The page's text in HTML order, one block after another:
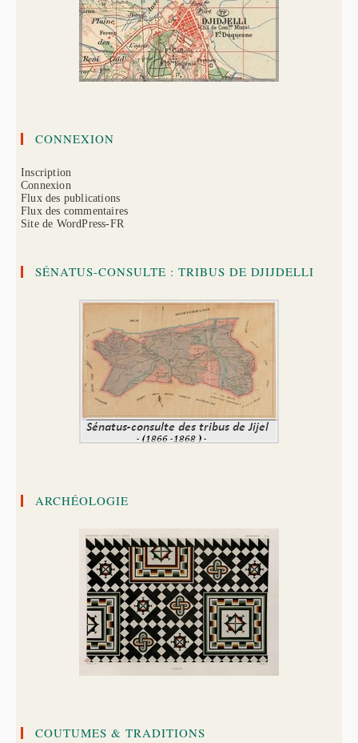
CONNEXION
Inscription
Connexion
Flux des publications
Flux des commentaires
Site de WordPress-FR
SÉNATUS-CONSULTE : TRIBUS DE DJIJDELLI
ARCHÉOLOGIE
COUTUMES & TRADITIONS